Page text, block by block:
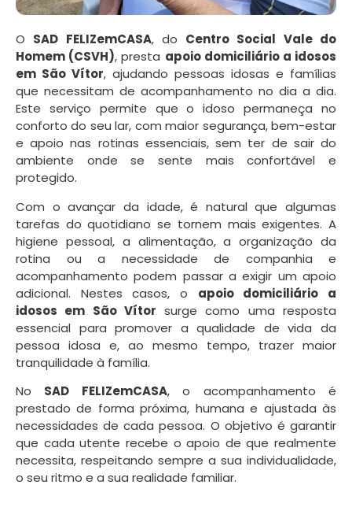
O SAD FELIZemCASA, do Centro Social Vale do
Homem (CSVH), presta apoio domiciliário a idosos
em São Vítor, ajudando pessoas idosas e famílias
que necessitam de acompanhamento no dia a dia.
Este serviço permite que o idoso permaneça no
conforto do seu lar, com maior segurança, bem-estar
e apoio nas rotinas essenciais, sem ter de sair do
ambiente onde se sente mais confortável e
protegido.
Com o avançar da idade, é natural que algumas
tarefas do quotidiano se tornem mais exigentes. A
higiene pessoal, a alimentação, a organização da
rotina ou a necessidade de companhia e
acompanhamento podem passar a exigir um apoio
adicional. Nestes casos, o apoio domiciliário a
idosos em São Vítor surge como uma resposta
essencial para promover a qualidade de vida da
pessoa idosa e, ao mesmo tempo, trazer maior
tranquilidade à família.
No SAD FELIZemCASA, o acompanhamento é
prestado de forma próxima, humana e ajustada às
necessidades de cada pessoa. O objetivo é garantir
que cada utente recebe o apoio de que realmente
necessita, respeitando sempre a sua individualidade,
o seu ritmo e a sua realidade familiar.